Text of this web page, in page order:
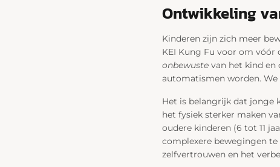
Ontwikkeling
Kinderen zijn zich meer
KEI Kung Fu voor om vóór
onbewustevan het kind en
automatismen worden.
Het is belangrijk dat jonge
het fysiek sterker maken
oudere kinderen (6 tot 11
complexere bewegingen te
zelfvertrouwen en het